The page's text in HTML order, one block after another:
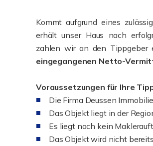
Kommt aufgrund eines
erhält unser Haus nach
zahlen wir an den Tippgeber
eingegangenen Netto-
Voraussetzungen für Ihre
Die Firma Deussen
Das Objekt liegt in der
Es liegt noch kein
Das Objekt wird nicht